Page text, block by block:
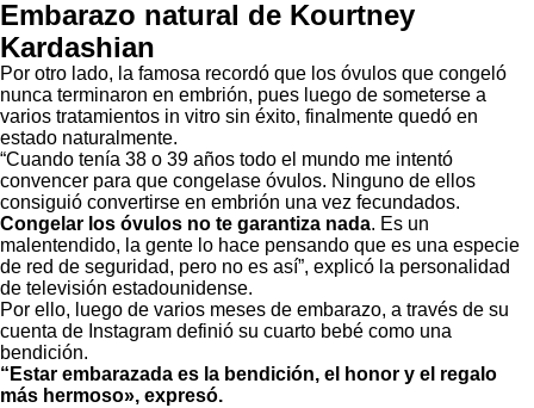
Embarazo natural de Kourtney
Kardashian
Por otro lado, la famosa recordó que los óvulos que congeló
nunca terminaron en embrión, pues luego de someterse a
varios tratamientos in vitro sin éxito, finalmente quedó en
estado naturalmente.
“Cuando tenía 38 o 39 años todo el mundo me intentó
convencer para que congelase óvulos. Ninguno de ellos
consiguió convertirse en embrión una vez fecundados.
Congelar los óvulos no te garantiza nada. Es un
malentendido, la gente lo hace pensando que es una especie
de red de seguridad, pero no es así”, explicó la personalidad
de televisión estadounidense.
Por ello, luego de varios meses de embarazo, a través de su
cuenta de Instagram definió su cuarto bebé como una
bendición.
“Estar embarazada es la bendición, el honor y el regalo
más hermoso», expresó.